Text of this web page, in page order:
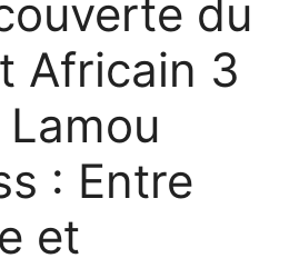
du
Africain 3
: Entre
et